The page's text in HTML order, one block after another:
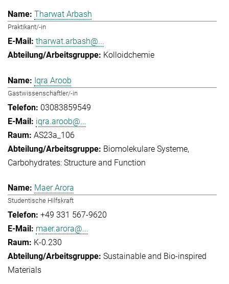
Tharwat Arbash
Praktikant/-in
tharwat.arbash@...
Kolloidchemie
Iqra Aroob
Gastwissenschaftler/-in
03083859549
iqra.aroob@...
AS23a_106
Biomolekulare Systeme
Carbohydrates: Structure and Function
Maer Arora
Studentische Hilfskraft
+49 331 567-9620
maer.arora@...
K-0.230
Sustainable and Bio-inspired
Materials